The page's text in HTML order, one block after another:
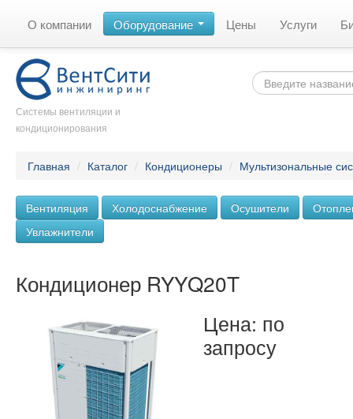
О компании Оборудование Цены Услуги
Системы вентиляции и
кондиционирования
Главная / Каталог / Кондиционеры / Мультизональные
Вентиляция Холодоснабжение Осушители
Увлажнители
Кондиционер RYYQ20T
Цена: по
запросу